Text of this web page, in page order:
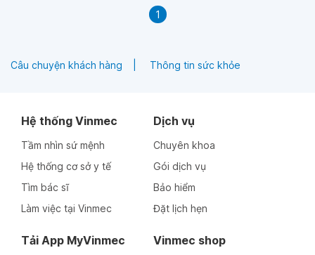
1
Câu chuyện khách hàng Thông tin sức khỏe
Hệ thống Vinmec
Tầm nhìn sứ mệnh
Hệ thống cơ sở y tế
Tìm bác sĩ
Làm việc tại Vinmec
Dịch vụ
Chuyên khoa
Gói dịch vụ
Bảo hiểm
Đặt lịch hẹn
Tải App MyVinmec Vinmec shop